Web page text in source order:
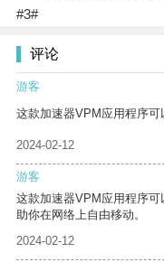
#3#
评论
游客
这款加速器VPM应用程序可
2024-02-12
游客
这款加速器VPM应用程序
助你在网络上自由移动。
2024-02-12